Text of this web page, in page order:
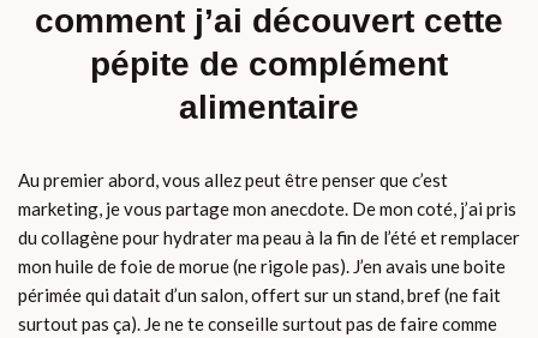
comment j’ai découvert cette
pépite de complément
alimentaire
Au premier abord, vous allez peut être penser que c’est
marketing, je vous partage mon anecdote. De mon coté, j’ai pris
du collagène pour hydrater ma peau à la fin de l’été et remplacer
mon huile de foie de morue (ne rigole pas). J’en avais une boite
périmée qui datait d’un salon, offert sur un stand, bref (ne fait
surtout pas ça). Je ne te conseille surtout pas de faire comme